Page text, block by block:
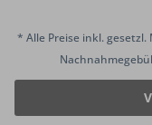
* Alle Preise inkl.